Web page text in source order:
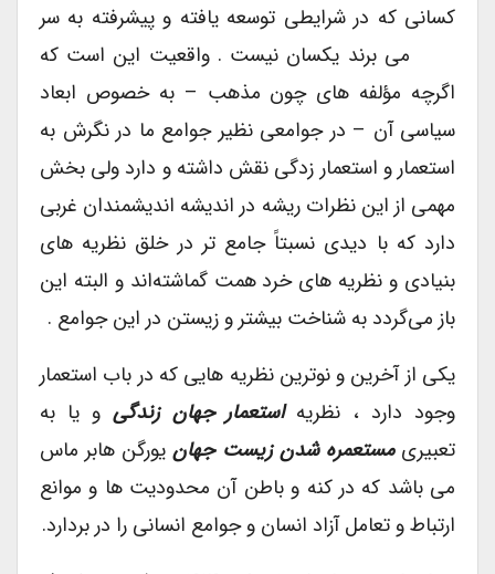
کسانی که در شرایطی توسعه یافته و پیشرفته به سر
می برند یکسان نیست . واقعیت این است که
اگرچه مؤلفه های چون مذهب – به خصوص ابعاد
سیاسی آن – در جوامعی نظیر جوامع ما در نگرش به
استعمار و استعمار زدگی نقش داشته و دارد ولی بخش
مهمی از این نظرات ریشه در اندیشه اندیشمندان غربی
دارد که با دیدی نسبتاً جامع تر در خلق نظریه های
بنیادی و نظریه های خرد همت گماشته‌اند و البته این
باز می‌گردد به شناخت بیشتر و زیستن در این جوامع .
یکی از آخرین و نوترین نظریه هایی که در باب استعمار
وجود دارد ، نظریهاستعمار جهان زندگیو یا به
تعبیریمستعمره شدن زیست جهانیورگن هابر ماس
می باشد که در کنه و باطن آن محدودیت ها و موانع
ارتباط و تعامل آزاد انسان و جوامع انسانی را در بردارد.